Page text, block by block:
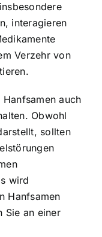
interagieren
Verzehr von
auch
Obwohl
sollten
wird
Hanfsamen
Sie an einer